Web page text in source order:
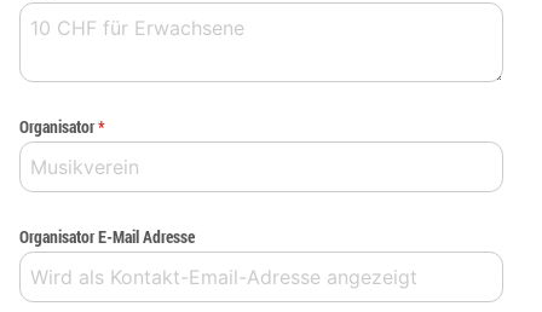
Organisator*
Organisator E-Mail Adresse